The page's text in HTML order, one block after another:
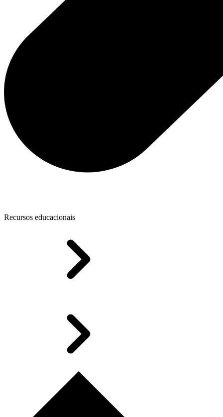
Recursos educacionais